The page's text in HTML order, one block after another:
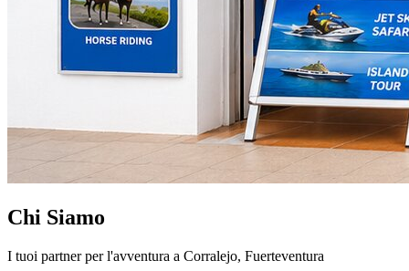
Chi Siamo
I tuoi partner per l'avventura a Corralejo, Fuerteventura